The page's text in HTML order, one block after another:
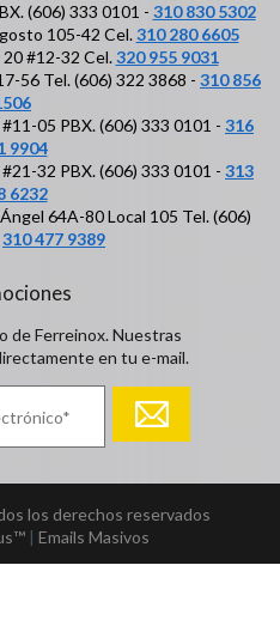
(606) 333 0101 - 310 830 5302
105-42 Cel.310 280 6605
#12-32 Cel.320 955 9031
56 Tel. (606) 322 3868 - 310 856
05 PBX. (606) 333 0101 - 316
9904
32 PBX. (606) 333 0101 - 313
6232
64A-80 Local 105 Tel. (606)
310 477 9389
de Ferreinox. Nuestras
en tu e-mail.
los derechos reservados
| Emails Masivos